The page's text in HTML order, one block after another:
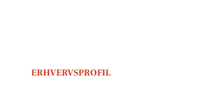
ERHVERVSPROFIL